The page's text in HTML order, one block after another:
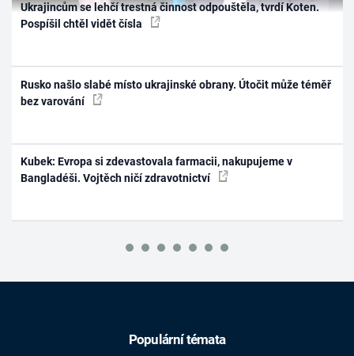
Ukrajincům se lehčí trestná činnost odpouštěla, tvrdí Koten.
Pospíšil chtěl vidět čísla
Rusko našlo slabé místo ukrajinské obrany. Útočit může téměř
bez varování
Kubek: Evropa si zdevastovala farmacii, nakupujeme v
Bangladéši. Vojtěch ničí zdravotnictví
Populární témata